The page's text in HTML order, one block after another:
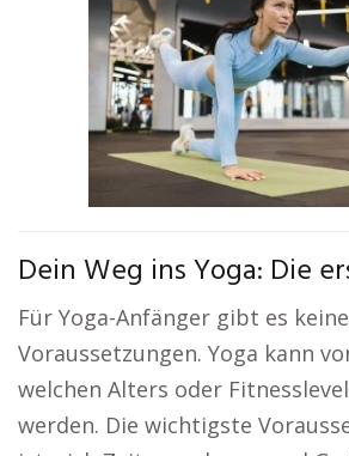
Dein Weg ins Yoga: Die
Für Yoga-Anfänger gibt es
Voraussetzungen. Yoga kann
welchen Alters oder
werden. Die wichtigste